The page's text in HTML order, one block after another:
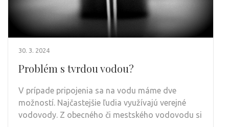
30. 3. 2024
Problém s tvrdou vodou?
V prípade pripojenia sa na vodu máme dve
možností. Najčastejšie ľudia využívajú verejné
vodovody. Z obecného či mestského vodovodu si